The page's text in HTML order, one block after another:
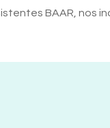
BAAR, nos